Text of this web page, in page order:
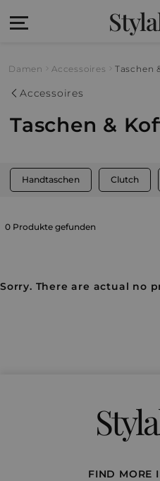
Damen Accessoires Taschen
Accessoires
Taschen &
Handtaschen Clutch
0 Produkte gefunden
Sorry. There are actual no
FIND MORE